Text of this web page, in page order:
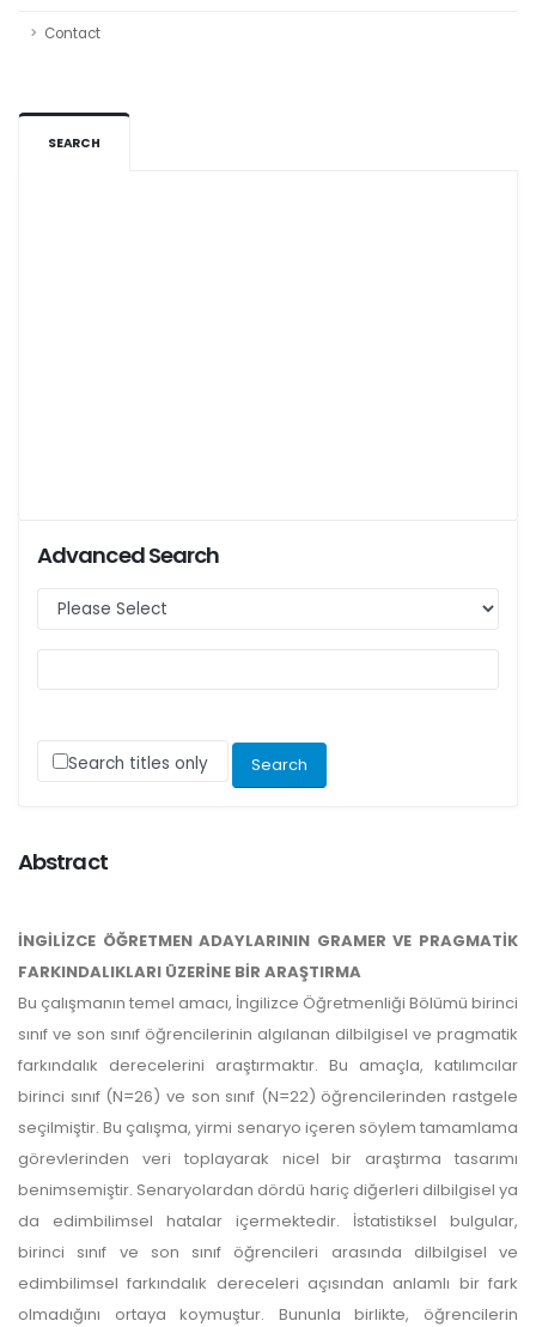
Contact
SEARCH
Advanced Search
Search titles only
Abstract
İNGİLİZCE ÖĞRETMEN ADAYLARININ GRAMER VE PRAGMATİK
FARKINDALIKLARI ÜZERİNE BİR ARAŞTIRMA
Bu çalışmanın temel amacı, İngilizce Öğretmenliği Bölümü birinci
sınıf ve son sınıf öğrencilerinin algılanan dilbilgisel ve pragmatik
farkındalık derecelerini araştırmaktır. Bu amaçla, katılımcılar
birinci sınıf (N=26) ve son sınıf (N=22) öğrencilerinden rastgele
seçilmiştir. Bu çalışma, yirmi senaryo içeren söylem tamamlama
görevlerinden veri toplayarak nicel bir araştırma tasarımı
benimsemiştir. Senaryolardan dördü hariç diğerleri dilbilgisel ya
da edimbilimsel hatalar içermektedir. İstatistiksel bulgular,
birinci sınıf ve son sınıf öğrencileri arasında dilbilgisel ve
edimbilimsel farkındalık dereceleri açısından anlamlı bir fark
olmadığını ortaya koymuştur. Bununla birlikte, öğrencilerin